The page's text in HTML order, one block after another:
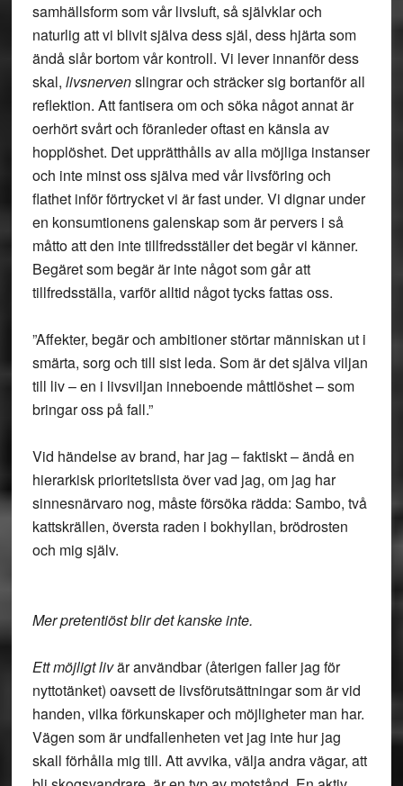
samhällsform som vår livsluft, så självklar och
naturlig att vi blivit själva dess själ, dess hjärta som
ändå slår bortom vår kontroll. Vi lever innanför dess
skal, livsnervenslingrar och sträcker sig bortanför all
reflektion. Att fantisera om och söka något annat är
oerhört svårt och föranleder oftast en känsla av
hopplöshet. Det upprätthålls av alla möjliga instanser
och inte minst oss själva med vår livsföring och
flathet inför förtrycket vi är fast under. Vi dignar under
en konsumtionens galenskap som är pervers i så
måtto att den inte tillfredsställer det begär vi känner.
Begäret som begär är inte något som går att
tillfredsställa, varför alltid något tycks fattas oss.
”Affekter, begär och ambitioner störtar människan ut i
smärta, sorg och till sist leda. Som är det själva viljan
till liv – en i livsviljan inneboende måttlöshet – som
bringar oss på fall.”
Vid händelse av brand, har jag – faktiskt – ändå en
hierarkisk prioritetslista över vad jag, om jag har
sinnesnärvaro nog, måste försöka rädda: Sambo, två
kattskrällen, översta raden i bokhyllan, brödrosten
och mig själv.
Mer pretentiöst blir det kanske inte.
Ett möjligt livär användbar (återigen faller jag för
nyttotänket) oavsett de livsförutsättningar som är vid
handen, vilka förkunskaper och möjligheter man har.
Vägen som är undfallenheten vet jag inte hur jag
skall förhålla mig till. Att avvika, välja andra vägar, att